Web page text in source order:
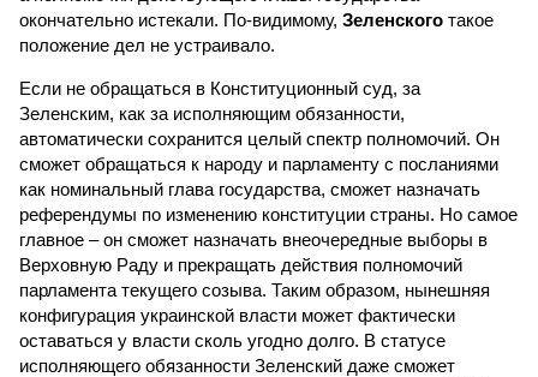
окончательно истекали. По-видимому, Зеленского такое
положение дел не устраивало.
Если не обращаться в Конституционный суд, за
Зеленским, как за исполняющим обязанности,
автоматически сохранится целый спектр полномочий. Он
сможет обращаться к народу и парламенту с посланиями
как номинальный глава государства, сможет назначать
референдумы по изменению конституции страны. Но самое
главное – он сможет назначать внеочередные выборы в
Верховную Раду и прекращать действия полномочий
парламента текущего созыва. Таким образом, нынешняя
конфигурация украинской власти может фактически
оставаться у власти сколь угодно долго. В статусе
исполняющего обязанности Зеленский даже сможет